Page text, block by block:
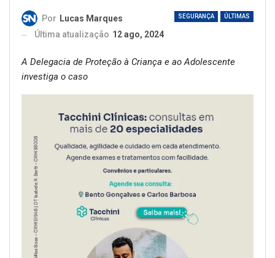
SEGURANÇA ÚLTIMAS
Por Lucas Marques
Última atualização 12 ago, 2024
A Delegacia de Proteção à Criança e ao Adolescente
investiga o caso